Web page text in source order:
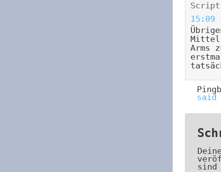
15:09
Mittel
Arms
said